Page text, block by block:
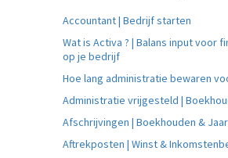
Accountant | Bedrijf starten
Wat is Activa ? | Balans input voor
op je bedrijf
Hoe lang administratie bewaren
Administratie vrijgesteld |
Afschrijvingen | Boekhouden &
Aftrekposten | Winst &